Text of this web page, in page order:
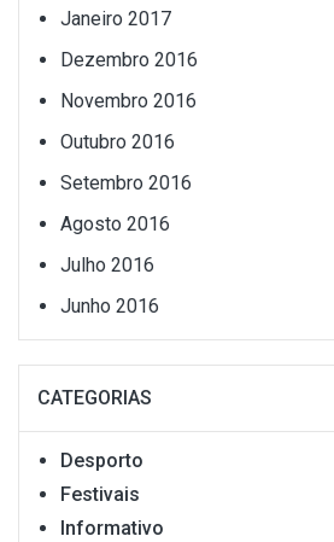
Janeiro 2017
Dezembro 2016
Novembro 2016
Outubro 2016
Setembro 2016
Agosto 2016
Julho 2016
Junho 2016
CATEGORIAS
Desporto
Festivais
Informativo